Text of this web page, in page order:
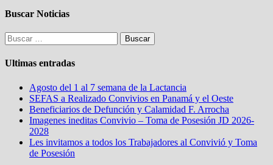
Buscar Noticias
Buscar:
Ultimas entradas
Agosto del 1 al 7 semana de la Lactancia
SEFAS a Realizado Convivios en Panamá y el Oeste
Beneficiarios de Defunción y Calamidad F. Arrocha
Imagenes ineditas Convivio – Toma de Posesión JD 2026-
2028
Les invitamos a todos los Trabajadores al Convivió y Toma
de Posesión